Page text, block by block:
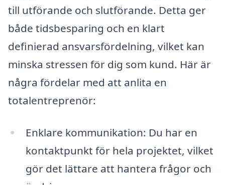
till utförande och slutförande. Detta ger
både tidsbesparing och en klart
definierad ansvarsfördelning, vilket kan
minska stressen för dig som kund. Här är
några fördelar med att anlita en
totalentreprenör:
Enklare kommunikation: Du har en
kontaktpunkt för hela projektet, vilket
gör det lättare att hantera frågor och